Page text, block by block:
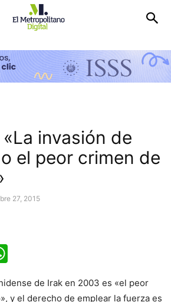
invasión de
el peor crimen de
27, 2015
de Irak en 2003 es «el peor
y el derecho de emplear la fuerza es